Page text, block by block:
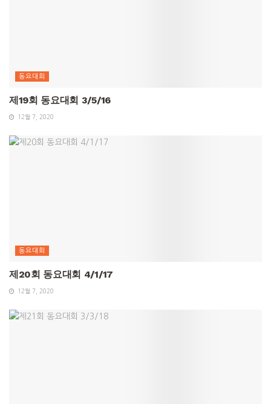
동요대회
제19회 동요대회 3/5/16
12월 7, 2020
동요대회
제20회 동요대회 4/1/17
12월 7, 2020